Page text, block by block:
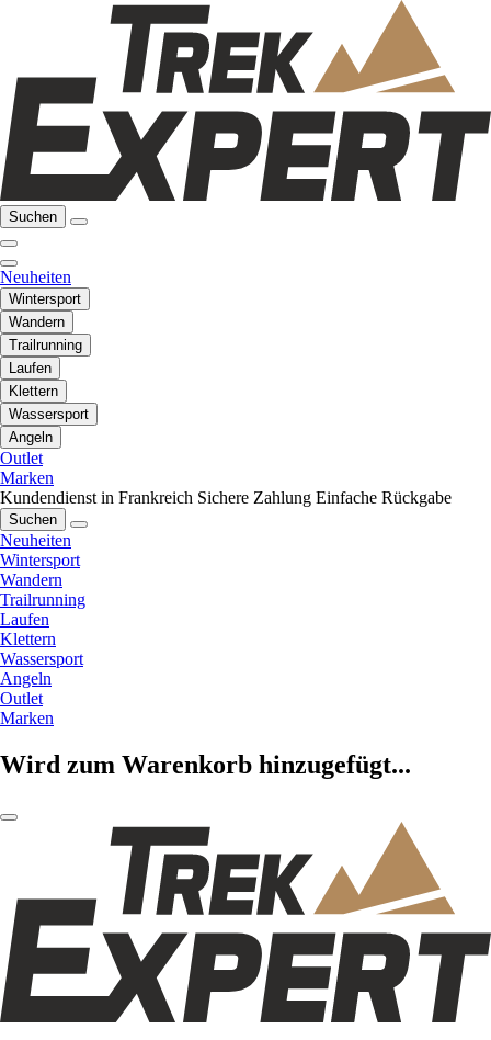
Suchen
Neuheiten
Wintersport
Wandern
Trailrunning
Laufen
Klettern
Wassersport
Angeln
Outlet
Marken
Kundendienst in Frankreich Sichere Zahlung Einfache Rückgabe
Suchen
Neuheiten
Wintersport
Wandern
Trailrunning
Laufen
Klettern
Wassersport
Angeln
Outlet
Marken
Wird zum Warenkorb hinzugefügt...